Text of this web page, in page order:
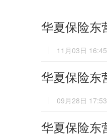
华夏保险东
11月03日 16:45
华夏保险东
09月28日 17:53
华夏保险东